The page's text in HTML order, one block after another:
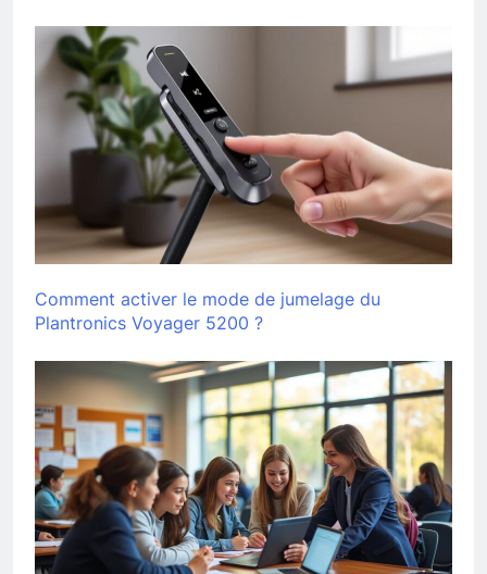
Comment activer le mode de jumelage du
Plantronics Voyager 5200 ?